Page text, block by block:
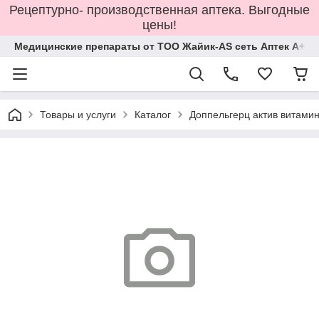
Рецептурно- производственная аптека. Выгодные
цены!
Медицинские препараты от ТОО Жайик-AS сеть Аптек А+
Товары и услуги Каталог Доппельгерц актив